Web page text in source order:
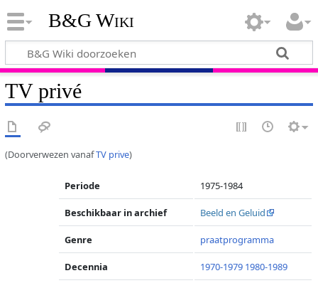
B&G Wiki
TV privé
(Doorverwezen vanafTV prive)
Periode 1975-1984
Beschikbaar in archief Beeld en Geluid
Genre praatprogramma
Decennia 1970-1979 1980-1989